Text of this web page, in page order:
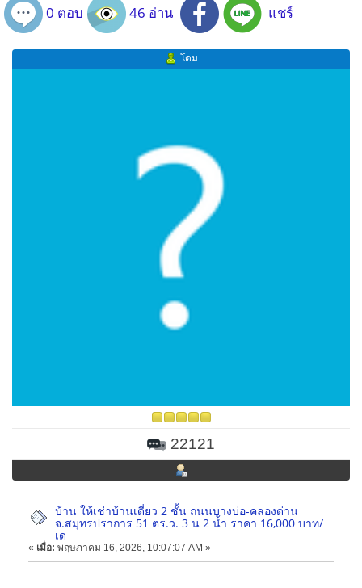
0 ตอบ 46 อ่าน แชร์
โดม
22121
บ้าน ให้เช่าบ้านเดี่ยว 2 ชั้น ถนนบางบ่อ-คลองด่าน
จ.สมุทรปราการ 51 ตร.ว. 3 น 2 น้ำ ราคา 16,000 บาท/
เด
« เมื่อ: พฤษภาคม 16, 2026, 10:07:07 AM »